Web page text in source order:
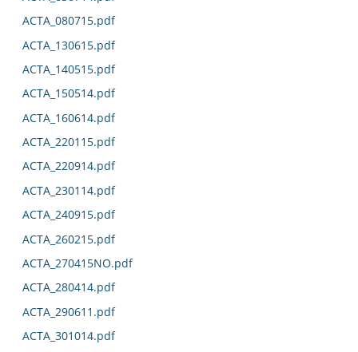
ACTA_080715.pdf
ACTA_130615.pdf
ACTA_140515.pdf
ACTA_150514.pdf
ACTA_160614.pdf
ACTA_220115.pdf
ACTA_220914.pdf
ACTA_230114.pdf
ACTA_240915.pdf
ACTA_260215.pdf
ACTA_270415NO.pdf
ACTA_280414.pdf
ACTA_290611.pdf
ACTA_301014.pdf